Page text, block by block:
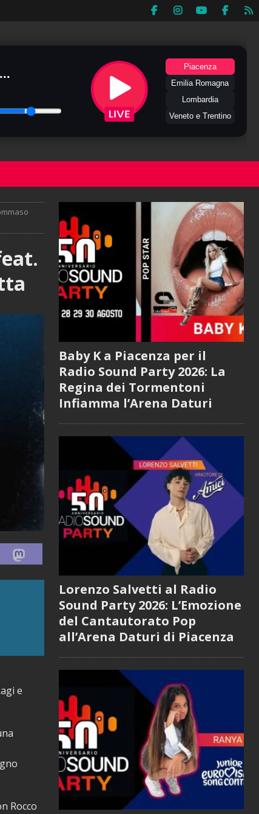
Piacenza
Emilia Romagna
Lombardia
Veneto e Trentino
e
Rocco
Baby K a Piacenza per il
Radio Sound Party 2026: La
Regina dei Tormentoni
Infiamma l’Arena Daturi
Lorenzo Salvetti al Radio
Sound Party 2026: L’Emozione
del Cantautorato Pop
all’Arena Daturi di Piacenza